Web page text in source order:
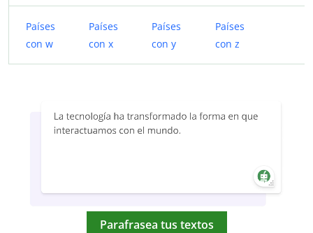
Países
con w
Países
con x
Países
con y
Países
con z
Parafrasea tus textos